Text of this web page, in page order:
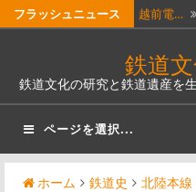
ス
フラッシュニュース 越前電…
ホーム…
瓦版「…
で…
奈良線…
鉄道
鉄道文化の研究と鉄道遺産を
ページを選択...
ホーム 鉄道史 北陸本線